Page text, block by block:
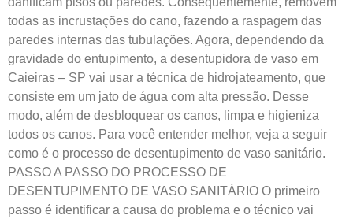
todas as incrustações do cano, fazendo a raspagem das
paredes internas das tubulações. Agora, dependendo da
gravidade do entupimento, a desentupidora de vaso em
Caieiras – SP vai usar a técnica de hidrojateamento, que
consiste em um jato de água com alta pressão. Desse
modo, além de desbloquear os canos, limpa e higieniza
todos os canos. Para você entender melhor, veja a seguir
como é o processo de desentupimento de vaso sanitário.
PASSO A PASSO DO PROCESSO DE
DESENTUPIMENTO DE VASO SANITÁRIO O primeiro
passo é identificar a causa do problema e o técnico vai